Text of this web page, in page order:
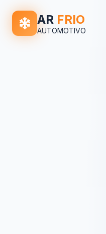
AR FRIO
AUTOMOTIVO